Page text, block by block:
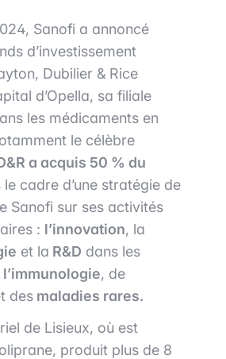
Sanofi a annoncé
d’investissement
Dubilier & Rice
d’Opella, sa filiale
les médicaments en
le célèbre
a acquis 50 % du
le cadre d’une stratégie de
Sanofi sur ses activités
: l’innovation, la
et la R&D dans les
l’immunologie, de
des maladies rares.
de Lisieux, où est
produit plus de 8